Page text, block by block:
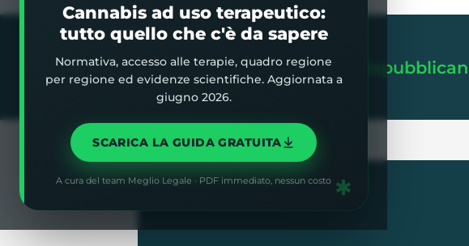
✱
Cannabis ad uso terapeutico:
tutto quello che c'è da sapere
Normativa, accesso alle terapie, quadro regione
per regione ed evidenze scientifiche. Aggiornata a
giugno 2026.
SCARICA LA GUIDA GRATUITA
A cura del team Meglio Legale · PDF immediato, nessun costo
Home»Blog»Nancy Mace: la